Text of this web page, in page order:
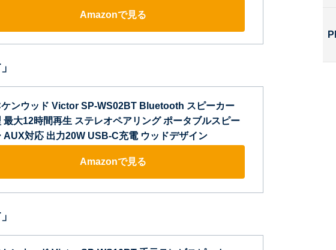
Amazonで見る
ンウッド Victor SP-WS02BT Bluetooth スピーカー
最大12時間再生 ステレオペアリング ポータブルスピー
AUX対応 出力20W USB-C充電 ウッドデザイン
Amazonで見る